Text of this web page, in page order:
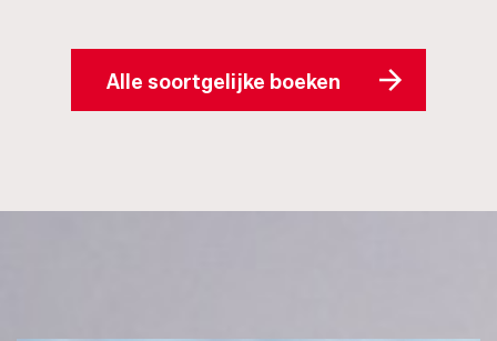
Alle soortgelijke boeken